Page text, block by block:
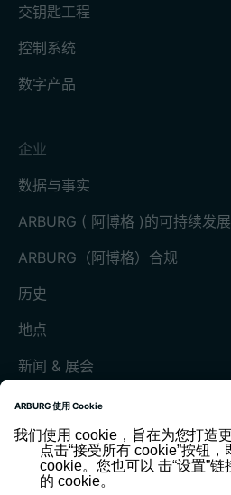
交钥匙工程
控制系统
数字产品
企业
数据与事实
ARBURG ( 阿博格 )的可持续发展
ARBURG（阿博格）合规
历史
地点
新闻 & 展会
展会和活动
媒体中心
客户杂志《today》